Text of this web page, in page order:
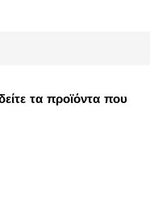
τα προϊόντα που